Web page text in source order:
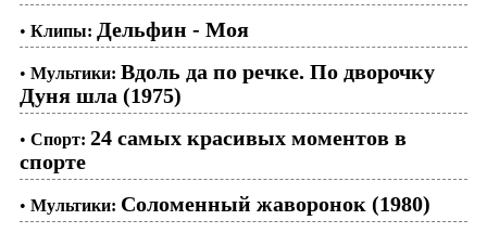
• Клипы: Дельфин - Моя
• Мультики: Вдоль да по речке. По дворочку
Дуня шла (1975)
• Спорт: 24 самых красивых моментов в
спорте
• Мультики: Соломенный жаворонок (1980)